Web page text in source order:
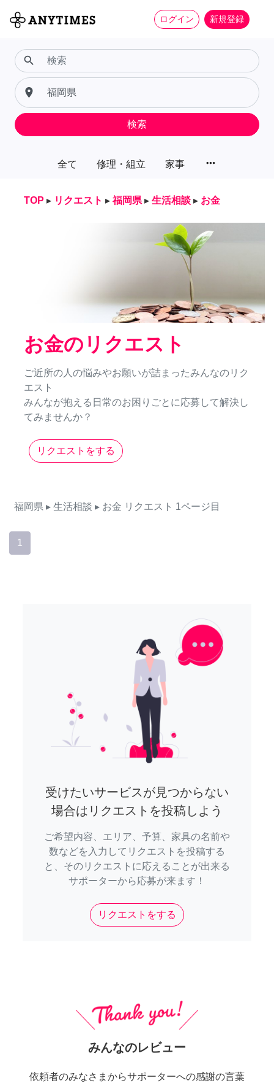
ログイン 新規登録
全て 修理・組立 家事 more_horiz
search
place
検索
TOP ▸ リクエスト ▸ 福岡県 ▸ 生活相談 ▸ お金
お金のリクエスト
ご近所の人の悩みやお願いが詰まったみんなのリク
エスト
みんなが抱える日常のお困りごとに応募して解決し
てみませんか？
リクエストをする
福岡県 ▸ 生活相談 ▸ お金 リクエスト 1ページ目
1
受けたいサービスが見つからない
場合はリクエストを投稿しよう
ご希望内容、エリア、予算、家具の名前や
数などを入力してリクエストを投稿する
と、そのリクエストに応えることが出来る
サポーターから応募が来ます！
リクエストをする
みんなのレビュー
依頼者のみなさまからサポーターへの感謝の言葉